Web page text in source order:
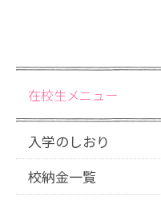
在校生メニュー
入学のしおり
校納金一覧